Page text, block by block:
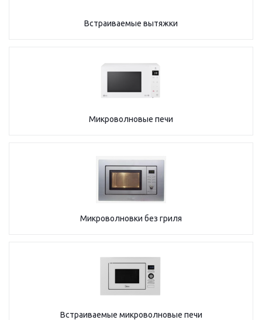
Встраиваемые вытяжки
Микроволновые печи
Микроволновки без гриля
Встраиваемые микроволновые печи